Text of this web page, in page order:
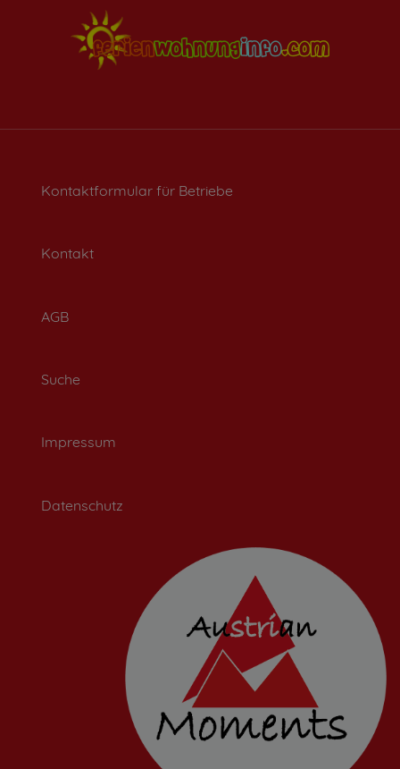
Kontaktformular für Betriebe
Kontakt
AGB
Suche
Impressum
Datenschutz